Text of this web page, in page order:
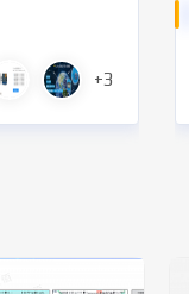
+3